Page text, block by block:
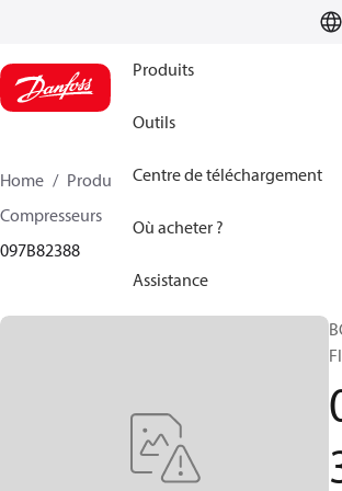
Produits
Outils
Centre de téléchargement
Où acheter ?
Assistance
Home Produits
Climate Solutions -
Compresseurs
097B82388